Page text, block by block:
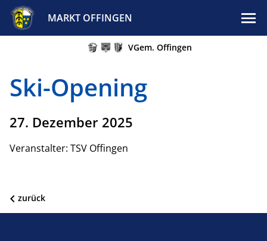
MARKT OFFINGEN
VGem. Offingen
Ski-Opening
27. Dezember 2025
Veranstalter: TSV Offingen
zurück